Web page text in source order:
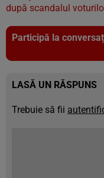
după scandalul
Participă la
LASĂ UN RĂSPUNS
Trebuie să fii